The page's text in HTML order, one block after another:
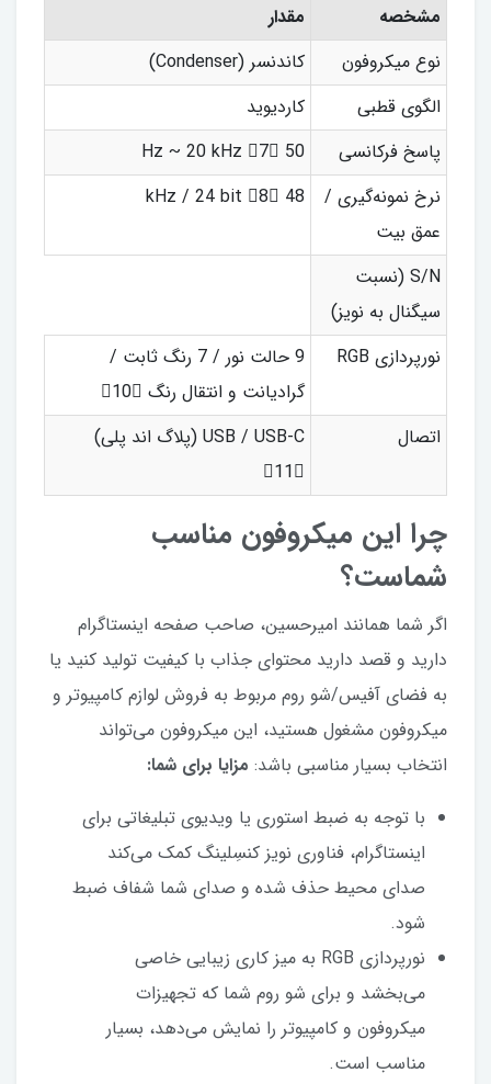
مشخصه
مقدار
نوع میکروفون
کاندنسر (Condenser)
الگوی قطبی
کاردیوید
پاسخ فرکانسی
50 Hz ~ 20 kHz 7
نرخ نمونه‌گیری /
عمق بیت
48 kHz / 24 bit 8
S/N (نسبت
سیگنال به نویز)
نورپردازی RGB
9 حالت نور / 7 رنگ ثابت /
گرادیانت و انتقال رنگ 10
اتصال
USB / USB-C (پلاگ اند پلی)
11
چرا این میکروفون مناسب
شماست؟
اگر شما همانند امیرحسین، صاحب صفحه اینستاگرام
دارید و قصد دارید محتوای جذاب با کیفیت تولید کنید یا
به فضای آفیس/شو روم مربوط به فروش لوازم کامپیوتر و
میکروفون مشغول هستید، این میکروفون می‌تواند
انتخاب بسیار مناسبی باشد: مزایا برای شما:
با توجه به ضبط استوری یا ویدیوی تبلیغاتی برای
اینستاگرام، فناوری نویز کنسِلینگ کمک می‌کند
صدای محیط حذف شده و صدای شما شفاف ضبط
شود.
نورپردازی RGB به میز کاری زیبایی خاصی
می‌بخشد و برای شو روم شما که تجهیزات
میکروفون و کامپیوتر را نمایش می‌دهد، بسیار
مناسب است.